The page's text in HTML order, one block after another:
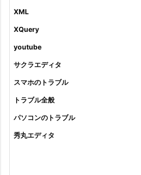
XML
XQuery
youtube
サクラエディタ
スマホのトラブル
トラブル全般
パソコンのトラブル
秀丸エディタ